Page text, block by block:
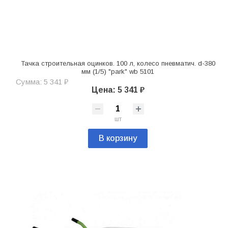
Тачка строительная оцинков. 100 л, колесо пневматич. d-380
мм (1/5) "park" wb 5101
Сумма: 5 341 ₽
Цена: 5 341 ₽
шт
В корзину